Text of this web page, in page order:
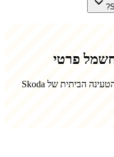
פרטי
הביתית של Skoda